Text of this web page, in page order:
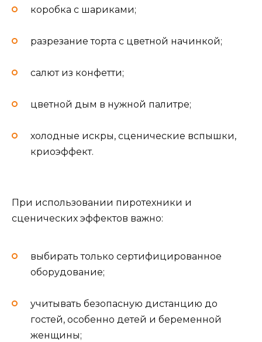
коробка с шариками;
разрезание торта с цветной начинкой;
салют из конфетти;
цветной дым в нужной палитре;
холодные искры, сценические вспышки,
криоэффект.
При использовании пиротехники и
сценических эффектов важно:
выбирать только сертифицированное
оборудование;
учитывать безопасную дистанцию до
гостей, особенно детей и беременной
женщины;